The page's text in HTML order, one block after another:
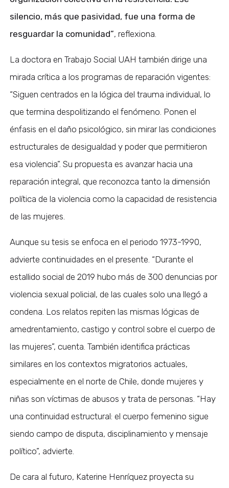
silencio, más que pasividad, fue una forma de
resguardar la comunidad”, reflexiona.
La doctora en Trabajo Social UAH también dirige una
mirada crítica a los programas de reparación vigentes:
“Siguen centrados en la lógica del trauma individual, lo
que termina despolitizando el fenómeno. Ponen el
énfasis en el daño psicológico, sin mirar las condiciones
estructurales de desigualdad y poder que permitieron
esa violencia”. Su propuesta es avanzar hacia una
reparación integral, que reconozca tanto la dimensión
política de la violencia como la capacidad de resistencia
de las mujeres.
Aunque su tesis se enfoca en el periodo 1973-1990,
advierte continuidades en el presente. “Durante el
estallido social de 2019 hubo más de 300 denuncias por
violencia sexual policial, de las cuales solo una llegó a
condena. Los relatos repiten las mismas lógicas de
amedrentamiento, castigo y control sobre el cuerpo de
las mujeres”, cuenta. También identifica prácticas
similares en los contextos migratorios actuales,
especialmente en el norte de Chile, donde mujeres y
niñas son víctimas de abusos y trata de personas. “Hay
una continuidad estructural: el cuerpo femenino sigue
siendo campo de disputa, disciplinamiento y mensaje
político”, advierte.
De cara al futuro, Katerine Henríquez proyecta su